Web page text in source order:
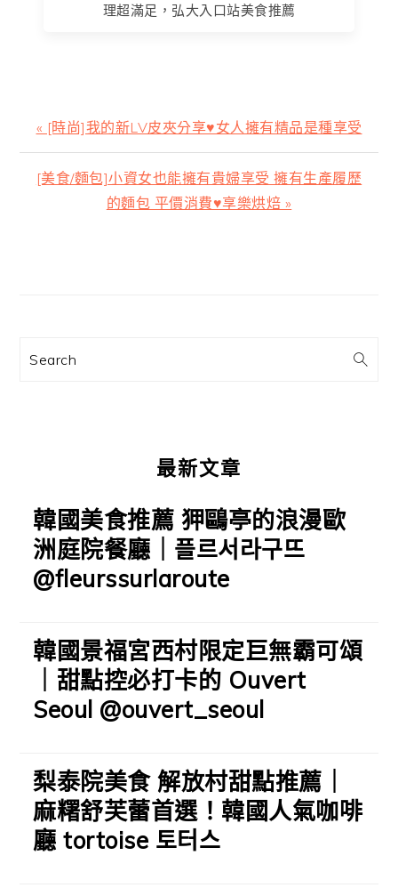
理超滿足，弘大入口站美食推薦
上
一
篇
« [時尚]我的新LV皮夾分享♥女人擁有精品是種享受
下
[美食/麵包]小資女也能擁有貴婦享受 擁有生產履歷
的麵包 平價消費♥享樂烘焙 »
訊
Search
最新文章
韓國美食推薦 狎鷗亭的浪漫歐
洲庭院餐廳｜플르서라구뜨
@fleurssurlaroute
韓國景福宮西村限定巨無霸可頌
｜甜點控必打卡的 Ouvert
Seoul @ouvert_seoul
梨泰院美食 解放村甜點推薦｜
麻糬舒芙蕾首選！韓國人氣咖啡
廳 tortoise 토터스